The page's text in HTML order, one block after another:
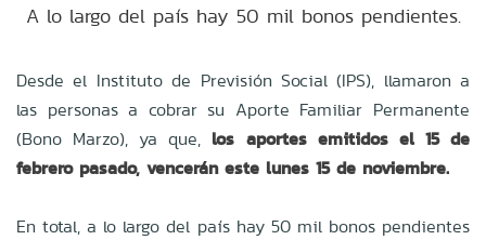
A lo largo del país hay 50 mil bonos pendientes.
Desde el Instituto de Previsión Social (IPS), llamaron a
las personas a cobrar su Aporte Familiar Permanente
(Bono Marzo), ya que, los aportes emitidos el 15 de
febrero pasado, vencerán este lunes 15 de noviembre.
En total, a lo largo del país hay 50 mil bonos pendientes